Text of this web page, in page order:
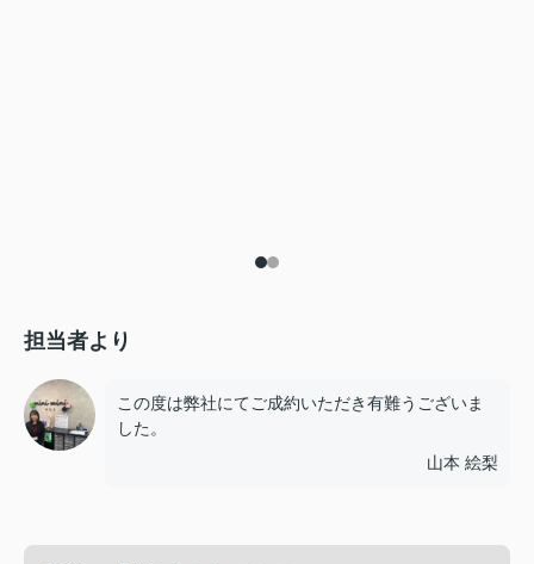
担当者より
この度は弊社にてご成約いただき有難うございま
した。
山本 絵梨